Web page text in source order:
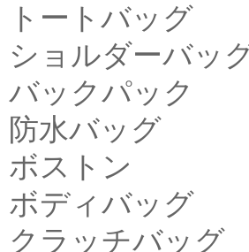
トートバッグ
ショルダーバッ
バックパック
防水バッグ
ボストン
ボディバッグ
クラッチバッグ